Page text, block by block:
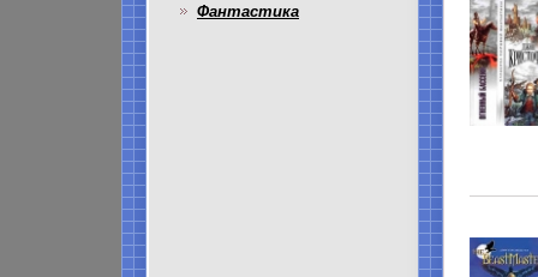
Фантастика